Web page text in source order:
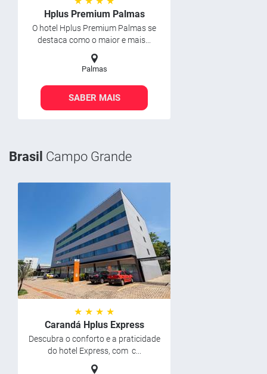
Hplus Premium Palmas
O hotel Hplus Premium Palmas se
destaca como o maior e mais...
Palmas
SABER MAIS
Brasil Campo Grande
★ ★ ★ ★
Carandá Hplus Express
Descubra o conforto e a praticidade
do hotel Express, com c...